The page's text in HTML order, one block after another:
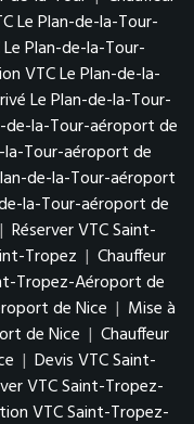
Le Plan-de-la-Tour-
Le Plan-de-la-Tour-
VTC Le Plan-de-la-
Le Plan-de-la-Tour-
de-la-Tour-aéroport de
la-Tour-aéroport de
de-la-Tour-aéroport
la-Tour-aéroport de
| Réserver VTC Saint-
Tropez | Chauffeur
Tropez-Aéroport de
de Nice | Mise à
de Nice | Chauffeur
| Devis VTC Saint-
VTC Saint-Tropez-
VTC Saint-Tropez-